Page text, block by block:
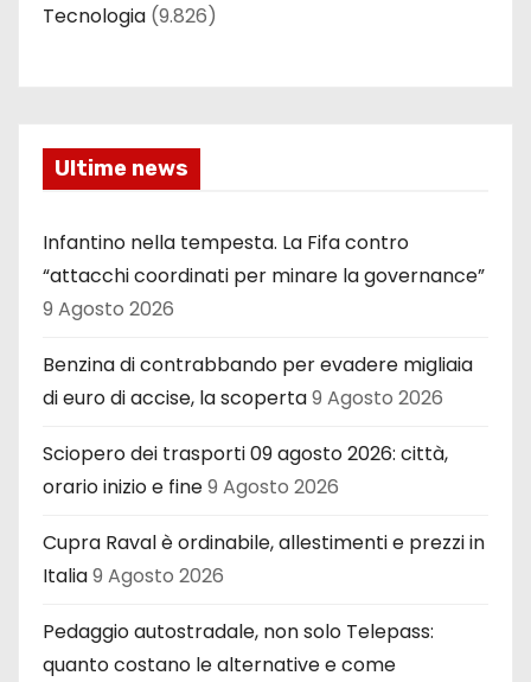
Tecnologia (9.826)
Ultime news
Infantino nella tempesta. La Fifa contro
“attacchi coordinati per minare la governance”
9 Agosto 2026
Benzina di contrabbando per evadere migliaia
di euro di accise, la scoperta9 Agosto 2026
Sciopero dei trasporti 09 agosto 2026: città,
orario inizio e fine9 Agosto 2026
Cupra Raval è ordinabile, allestimenti e prezzi in
Italia9 Agosto 2026
Pedaggio autostradale, non solo Telepass:
quanto costano le alternative e come